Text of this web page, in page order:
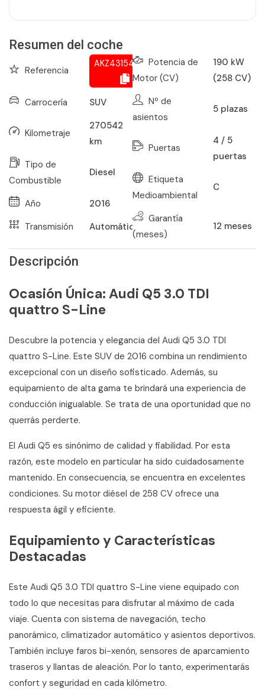
Resumen del coche
Referencia
AKZ431547450
Carrocería SUV
Kilometraje
270542
km
Tipo de
Combustible
Diesel
Año
2016
Transmisión
Automático
Potencia de
Motor (CV)
190 kW
(258 CV)
Nº de
asientos
5 plazas
Puertas
4 / 5
puertas
Etiqueta
Medioambiental
C
Garantía
(meses)
12 meses
Descripción
Ocasión Única: Audi Q5 3.0 TDI
quattro S-Line
Descubre la potencia y elegancia del Audi Q5 3.0 TDI
quattro S-Line. Este SUV de 2016 combina un rendimiento
excepcional con un diseño sofisticado. Además, su
equipamiento de alta gama te brindará una experiencia de
conducción inigualable. Se trata de una oportunidad que no
querrás perderte.
El Audi Q5 es sinónimo de calidad y fiabilidad. Por esta
razón, este modelo en particular ha sido cuidadosamente
mantenido. En consecuencia, se encuentra en excelentes
condiciones. Su motor diésel de 258 CV ofrece una
respuesta ágil y eficiente.
Equipamiento y Características
Destacadas
Este Audi Q5 3.0 TDI quattro S-Line viene equipado con
todo lo que necesitas para disfrutar al máximo de cada
viaje. Cuenta con sistema de navegación, techo
panorámico, climatizador automático y asientos deportivos.
También incluye faros bi-xenón, sensores de aparcamiento
traseros y llantas de aleación. Por lo tanto, experimentarás
confort y seguridad en cada kilómetro.